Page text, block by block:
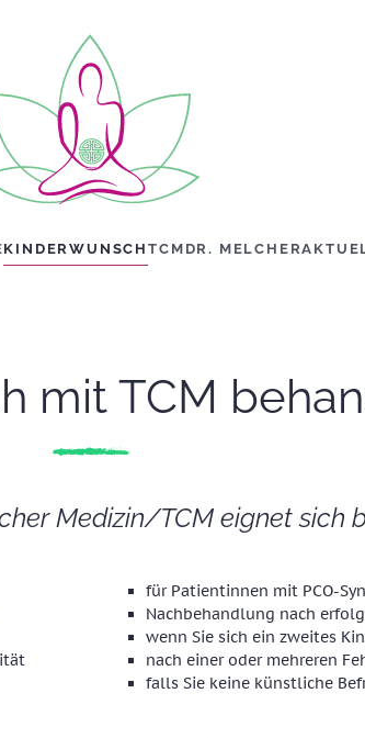
KINDERWUNSCHTCM DR. MELCHER
mit TCM
Medizin/TCM eignet sich
für Patientinnen mit PCO-
Nachbehandlung nach
wenn Sie sich ein zweites
nach einer oder mehreren
falls Sie keine künstliche